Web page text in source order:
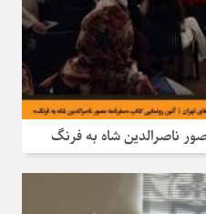
ناصرالدین شاه به فرنگ